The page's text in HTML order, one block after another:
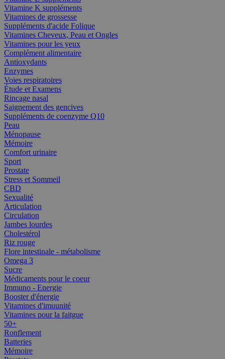
Vitamine K suppléments
Vitamines de grossesse
Suppléments d'acide Folique
Vitamines Cheveux, Peau et Ongles
Vitamines pour les yeux
Complément alimentaire
Antioxydants
Enzymes
Voies respiratoires
Étude et Examens
Rincage nasal
Saignement des gencives
Suppléments de coenzyme Q10
Peau
Ménopause
Mémoire
Comfort urinaire
Sport
Prostate
Stress et Sommeil
CBD
Sexualité
Articulation
Circulation
Jambes lourdes
Cholestérol
Riz rouge
Flore intestinale - métabolisme
Omega 3
Sucre
Médicaments pour le coeur
Immuno - Energie
Booster d'énergie
Vitamines d'imuunité
Vitamines pour la faitgue
50+
Ronflement
Batteries
Mémoire